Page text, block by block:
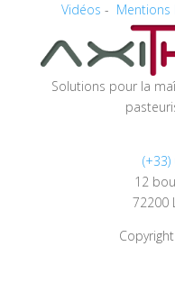
Vidéos - Mentions
Solutions pour la
12
72200